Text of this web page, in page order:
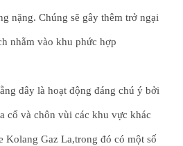
nặng. Chúng sẽ gây thêm trở ngại
nhằm vào khu phức hợp
đây là hoạt động đáng chú ý bởi
cố và chôn vùi các khu vực khác
Kolang Gaz La,trong đó có một số